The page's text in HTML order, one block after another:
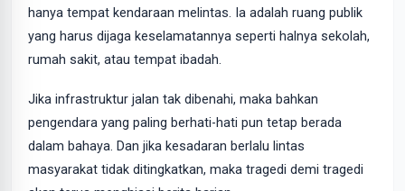
hanya tempat kendaraan melintas. Ia adalah ruang publik
yang harus dijaga keselamatannya seperti halnya sekolah,
rumah sakit, atau tempat ibadah.
Jika infrastruktur jalan tak dibenahi, maka bahkan
pengendara yang paling berhati-hati pun tetap berada
dalam bahaya. Dan jika kesadaran berlalu lintas
masyarakat tidak ditingkatkan, maka tragedi demi tragedi